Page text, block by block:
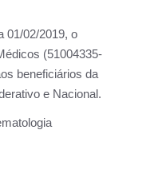
01/02/2019, o
(51004335-
beneficiários da
e Nacional.